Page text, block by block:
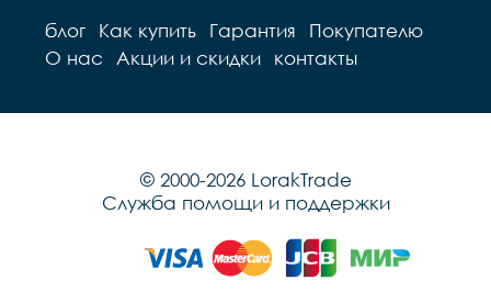
блог Как купить Гарантия
Покупателю
О нас
Акции и скидки контакты
© 2000-2026 LorakTrade
Служба помощи и поддержки